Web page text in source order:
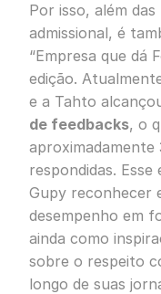
Por isso, além
admissional, é
“Empresa que dá
edição.
e a Tahto
de feedbacks, o
aproximadamente
respondidas. Esse
Gupy reconhecer
desempenho em
ainda como
sobre o respeito
longo de suas